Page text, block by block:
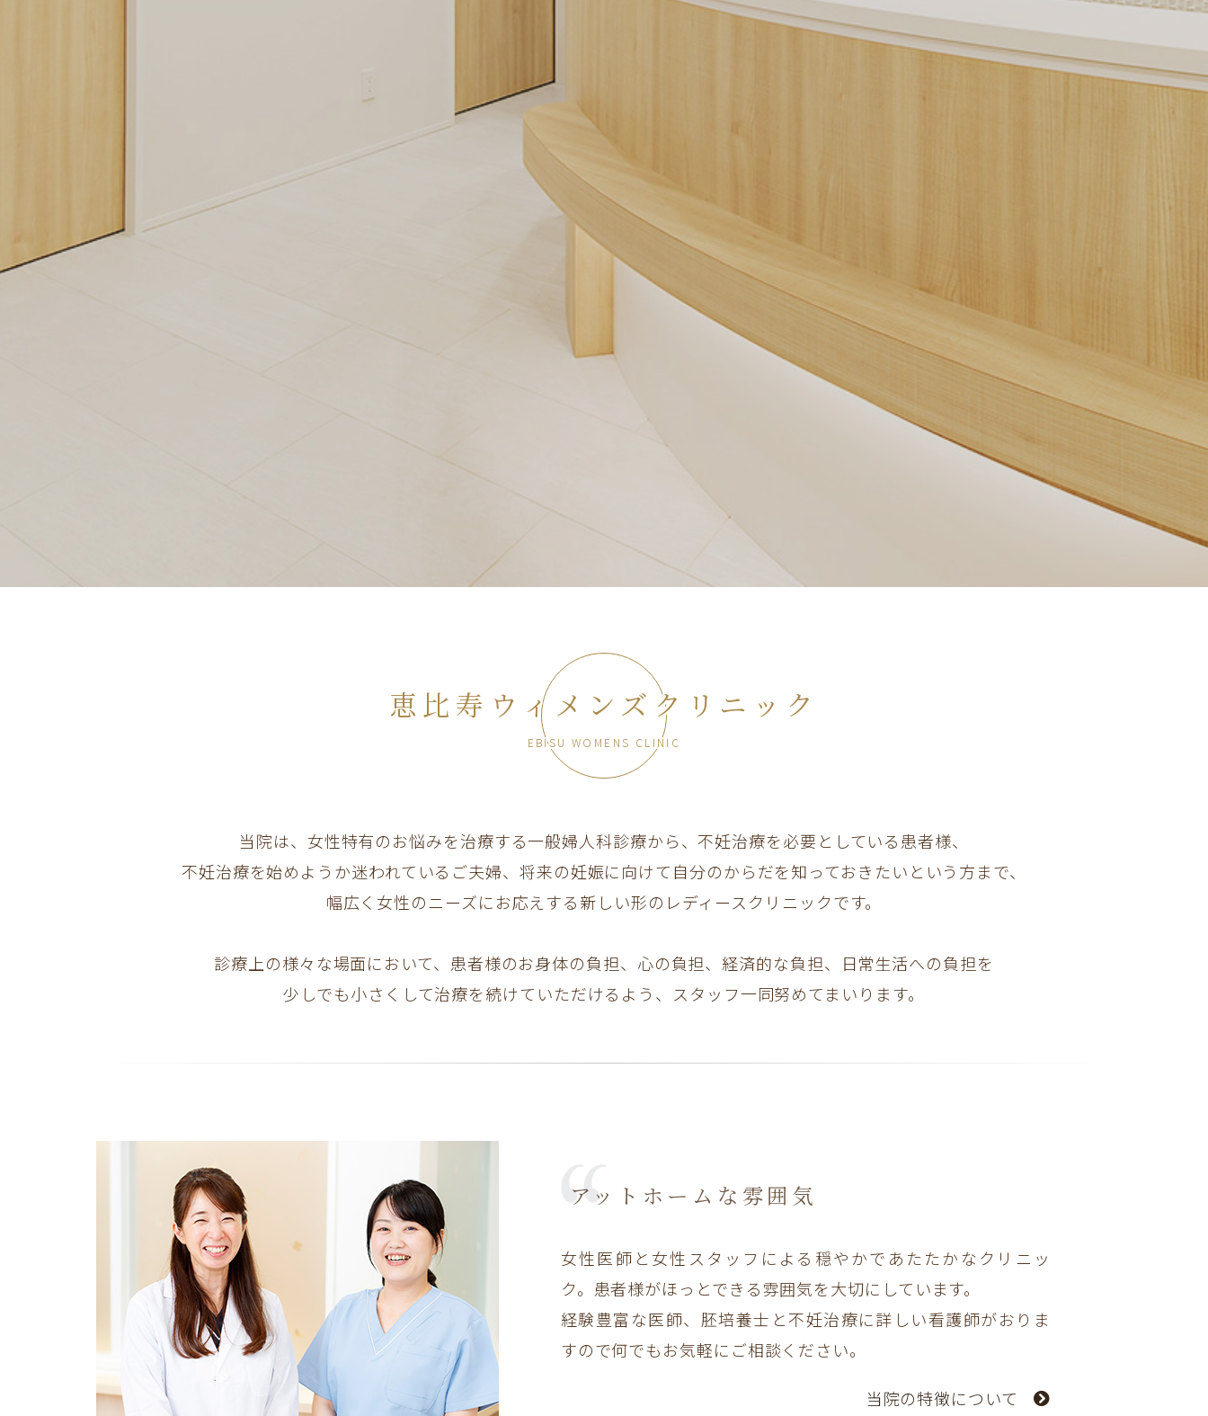
恵比寿ウィメンズクリニック
EBISU WOMENS CLINIC
当院は、女性特有のお悩みを治療する一般婦人科診療から、不妊治療を必要としている患者様、
不妊治療を始めようか迷われているご夫婦、将来の妊娠に向けて自分のからだを知っておきたいという方まで、
幅広く女性のニーズにお応えする新しい形のレディースクリニックです。
診療上の様々な場面において、患者様のお身体の負担、心の負担、経済的な負担、日常生活への負担を
少しでも小さくして治療を続けていただけるよう、スタッフ一同努めてまいります。
アットホームな雰囲気
女性医師と女性スタッフによる穏やかであたたかなクリニッ
ク。患者様がほっとできる雰囲気を大切にしています。
経験豊富な医師、胚培養士と不妊治療に詳しい看護師がおりま
すので何でもお気軽にご相談ください。
当院の特徴について